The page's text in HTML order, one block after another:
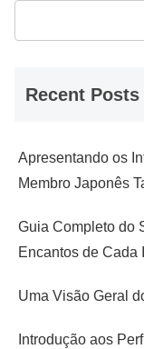
Recent Posts
Apresentando os
Membro Japonês
Guia Completo do
Encantos de Cada
Uma Visão Geral
Introdução aos